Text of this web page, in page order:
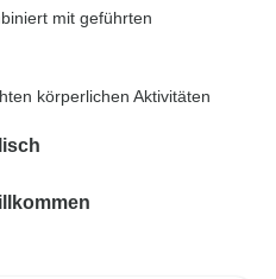
mit geführten
körperlichen Aktivitäten